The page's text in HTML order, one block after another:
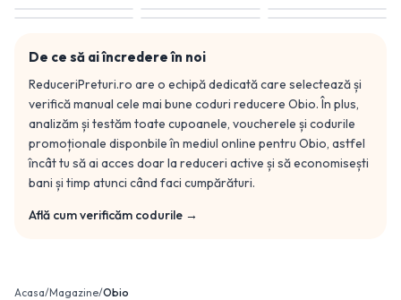
De ce să ai încredere în noi
ReduceriPreturi.ro are o echipă dedicată care selectează și
verifică manual cele mai bune coduri reducere Obio. În plus,
analizăm și testăm toate cupoanele, voucherele și codurile
promoționale disponbile în mediul online pentru Obio, astfel
încât tu să ai acces doar la reduceri active și să economisești
bani și timp atunci când faci cumpărături.
Află cum verificăm codurile →
Acasa/Magazine/Obio